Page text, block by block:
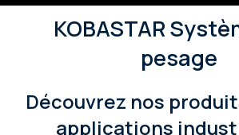
KOBASTAR
pesage
Découvrez nos
applications